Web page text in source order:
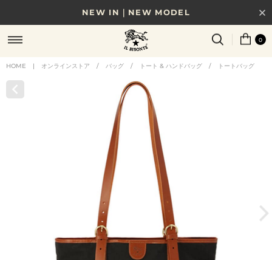
NEW IN｜NEW MODEL
8/17(月)10時まで｜税込11,000円以上で送料無料
贈る相手やシーンから選べる、新しいギフトガイド
NEW IN｜COLOR LEATHER
0
HOME | オンラインストア / バッグ / トート & ハンドバッグ / トートバッグ